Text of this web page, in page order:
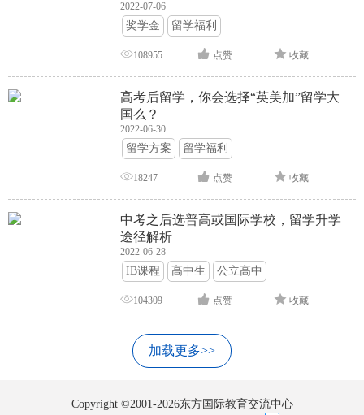
2022-07-06
奖学金 留学福利
108955 点赞 收藏
高考后留学，你会选择“英美加”留学大
国么？
2022-06-30
留学方案 留学福利
18247 点赞 收藏
中考之后选普高或国际学校，留学升学
途径解析
2022-06-28
IB课程 高中生 公立高中
104309 点赞 收藏
加载更多>>
Copyright ©2001-2026东方国际教育交流中心